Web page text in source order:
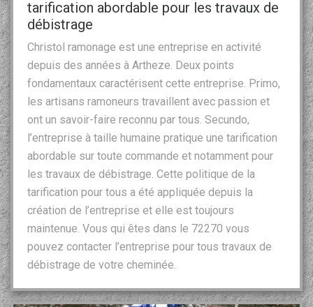
tarification abordable pour les travaux de
débistrage
Christol ramonage est une entreprise en activité
depuis des années à Artheze. Deux points
fondamentaux caractérisent cette entreprise. Primo,
les artisans ramoneurs travaillent avec passion et
ont un savoir-faire reconnu par tous. Secundo,
l’entreprise à taille humaine pratique une tarification
abordable sur toute commande et notamment pour
les travaux de débistrage. Cette politique de la
tarification pour tous a été appliquée depuis la
création de l’entreprise et elle est toujours
maintenue. Vous qui êtes dans le 72270 vous
pouvez contacter l’entreprise pour tous travaux de
débistrage de votre cheminée.